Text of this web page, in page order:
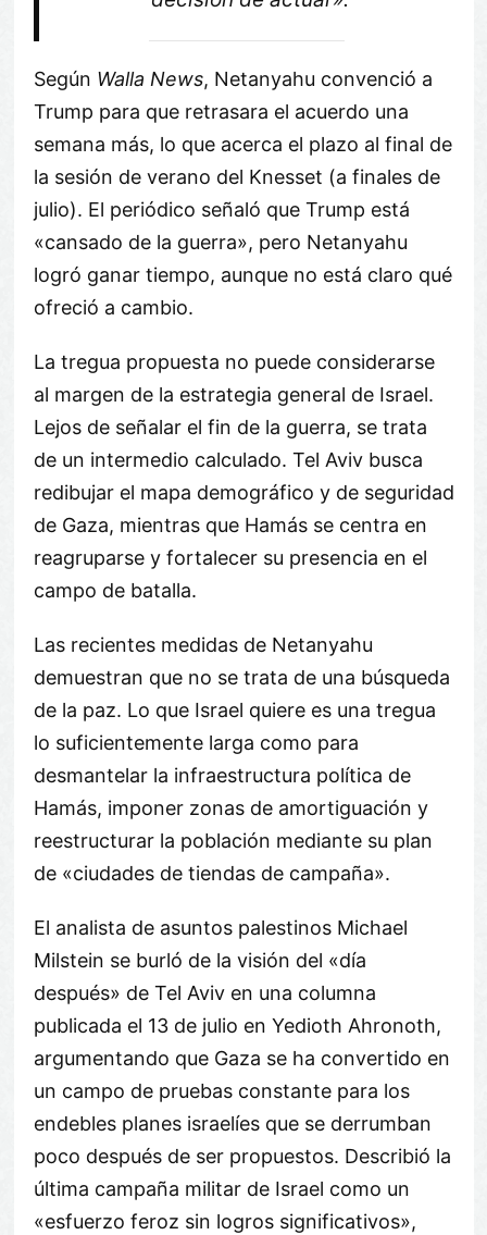
Según Walla News, Netanyahu convenció a
Trump para que retrasara el acuerdo una
semana más, lo que acerca el plazo al final de
la sesión de verano del Knesset (a finales de
julio). El periódico señaló que Trump está
«cansado de la guerra», pero Netanyahu
logró ganar tiempo, aunque no está claro qué
ofreció a cambio.
La tregua propuesta no puede considerarse
al margen de la estrategia general de Israel.
Lejos de señalar el fin de la guerra, se trata
de un intermedio calculado. Tel Aviv busca
redibujar el mapa demográfico y de seguridad
de Gaza, mientras que Hamás se centra en
reagruparse y fortalecer su presencia en el
campo de batalla.
Las recientes medidas de Netanyahu
demuestran que no se trata de una búsqueda
de la paz. Lo que Israel quiere es una tregua
lo suficientemente larga como para
desmantelar la infraestructura política de
Hamás, imponer zonas de amortiguación y
reestructurar la población mediante su plan
de «ciudades de tiendas de campaña».
El analista de asuntos palestinos Michael
Milstein se burló de la visión del «día
después» de Tel Aviv en una columna
publicada el 13 de julio en Yedioth Ahronoth,
argumentando que Gaza se ha convertido en
un campo de pruebas constante para los
endebles planes israelíes que se derrumban
poco después de ser propuestos. Describió la
última campaña militar de Israel como un
«esfuerzo feroz sin logros significativos»,